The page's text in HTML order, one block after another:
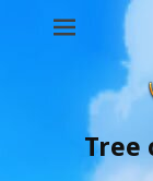
Tree